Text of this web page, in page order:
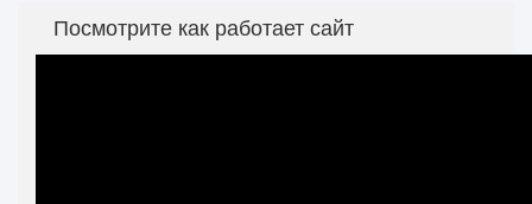
Посмотрите как работает сайт